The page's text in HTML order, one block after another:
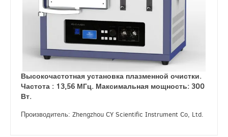
Высокочастотная установка плазменной очистки.
Частота : 13,56 МГц. Максимальная мощность: 300
Вт.
Производитель: Zhengzhou CY Scientific Instrument Co, Ltd.